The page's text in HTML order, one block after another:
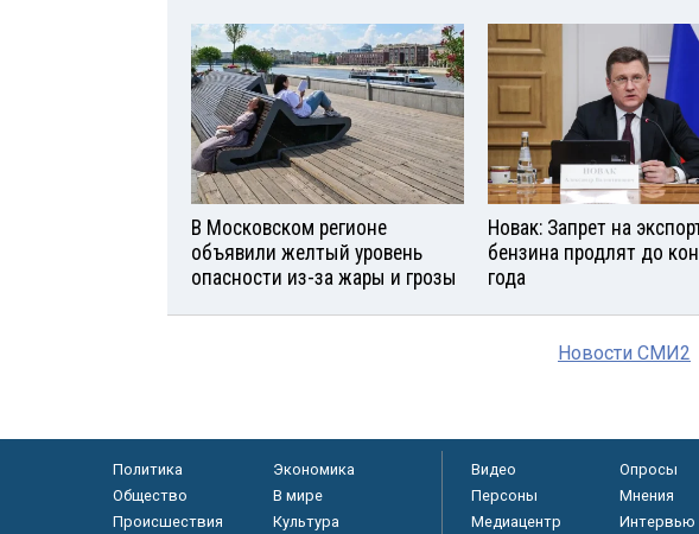
В Московском регионе
объявили желтый уровень
опасности из-за жары и грозы
Новак: Запрет на
бензина продлят до
года
Новости СМИ2
Политика
Экономика
Общество
В мире
Происшествия
Культура
Видео Опросы
Персоны
Мнения
Медиацентр
Интервью